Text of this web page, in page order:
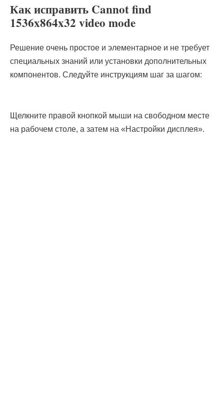
Как исправить Cannot find
1536x864x32 video mode
Решение очень простое и элементарное и не требует
специальных знаний или установки дополнительных
компонентов. Следуйте инструкциям шаг за шагом:
Щелкните правой кнопкой мыши на свободном месте
на рабочем столе, а затем на «Настройки дисплея».